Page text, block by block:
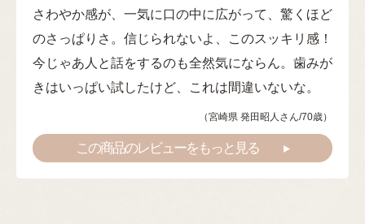
さわやか感が、一気に口の中に広がって、驚くほど
のさっぱりさ。信じられないよ、このスッキリ感！
今じゃあ人と話をするのも全然気にならん。歯みが
きはいっぱい試したけど、これは間違いないな。
（宮崎県 発田昭人さん/70歳）
この商品のレビューをもっと見る